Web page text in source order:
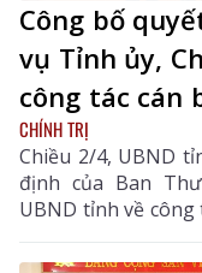
Công bố
vụ Tỉnh ủy,
công tác cán
CHÍNH TRỊ
Chiều 2/4, UBND
định của Ban
UBND tỉnh về công